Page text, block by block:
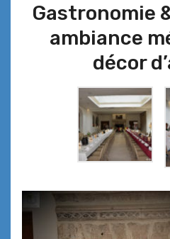
Gastronomie
ambiance
décor